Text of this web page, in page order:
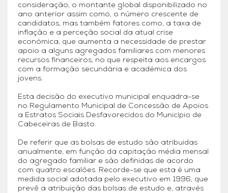
consideração, o montante global disponibilizado no
ano anterior assim como, o número crescente de
candidatos, mas também fatores como, a taxa de
inflação e a perceção social da atual crise
económica, que aumenta a necessidade de prestar
apoio a alguns agregados familiares com menores
recursos financeiros, no que respeita aos encargos
com a formação secundária e académica dos
jovens.
Esta decisão do executivo municipal enquadra-se
no Regulamento Municipal de Concessão de Apoios
a Estratos Sociais Desfavorecidos do Município de
Cabeceiras de Basto.
De referir que as bolsas de estudo são atribuidas
anualmente, em função da capitação média mensal
do agregado familiar e são definidas de acordo
com quatro escalões. Recorde-se que esta é uma
medida social adotada pelo executivo em 1996, que
prevê a atribuição das bolsas de estudo e, através